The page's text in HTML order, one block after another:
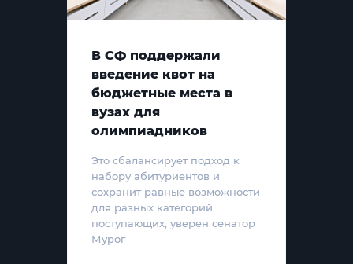
В СФ поддержали
введение квот на
бюджетные места в
вузах для
олимпиадников
Это сбалансирует подход к
набору абитуриентов и
сохранит равные возможности
для разных категорий
поступающих, уверен сенатор
Мурог